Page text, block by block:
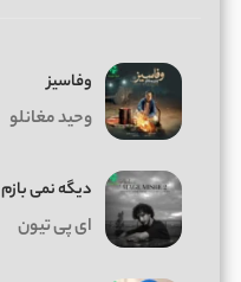
وفاسیز
وحید مغانلو
دیگه نمی بازم
ای پی تیون